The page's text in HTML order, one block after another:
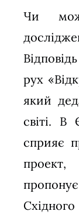
Чи
рух
який
світі. В
сприяє